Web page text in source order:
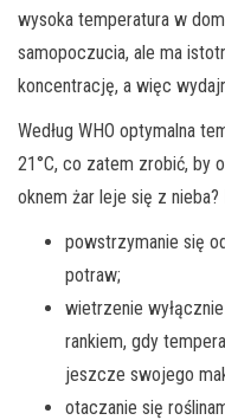
wysoka temperatura w
samopoczucia, ale ma
koncentrację, a więc
Według WHO optymalna
21°C, co zatem zrobić, by
oknem żar leje się z
powstrzymanie się
potraw;
wietrzenie
rankiem, gdy
jeszcze swojego
otaczanie się